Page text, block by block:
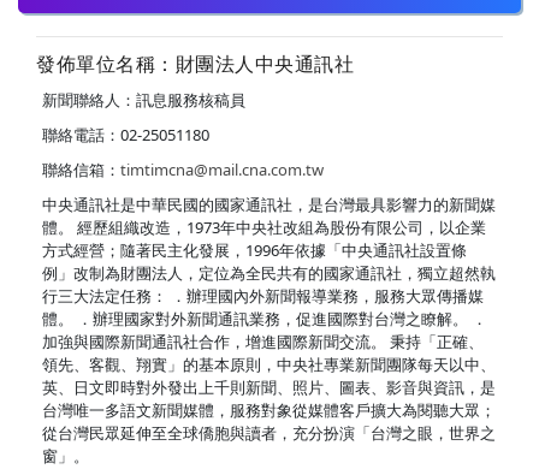
發佈單位名稱：財團法人中央通訊社
新聞聯絡人：訊息服務核稿員
聯絡電話：02-25051180
聯絡信箱： timtimcna@mail.cna.com.tw
中央通訊社是中華民國的國家通訊社，是台灣最具影響力的新聞媒
體。 經歷組織改造，1973年中央社改組為股份有限公司，以企業
方式經營；隨著民主化發展，1996年依據「中央通訊社設置條
例」改制為財團法人，定位為全民共有的國家通訊社，獨立超然執
行三大法定任務： ．辦理國內外新聞報導業務，服務大眾傳播媒
體。 ．辦理國家對外新聞通訊業務，促進國際對台灣之瞭解。 ．
加強與國際新聞通訊社合作，增進國際新聞交流。 秉持「正確、
領先、客觀、翔實」的基本原則，中央社專業新聞團隊每天以中、
英、日文即時對外發出上千則新聞、照片、圖表、影音與資訊，是
台灣唯一多語文新聞媒體，服務對象從媒體客戶擴大為閱聽大眾；
從台灣民眾延伸至全球僑胞與讀者，充分扮演「台灣之眼，世界之
窗」。